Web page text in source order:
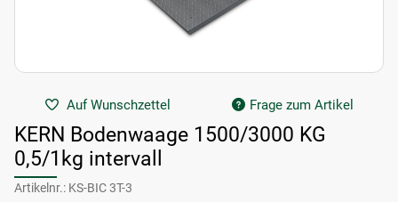
Auf Wunschzettel Frage zum Artikel
KERN Bodenwaage 1500/3000 KG
0,5/1kg intervall
Artikelnr.: KS-BIC 3T-3